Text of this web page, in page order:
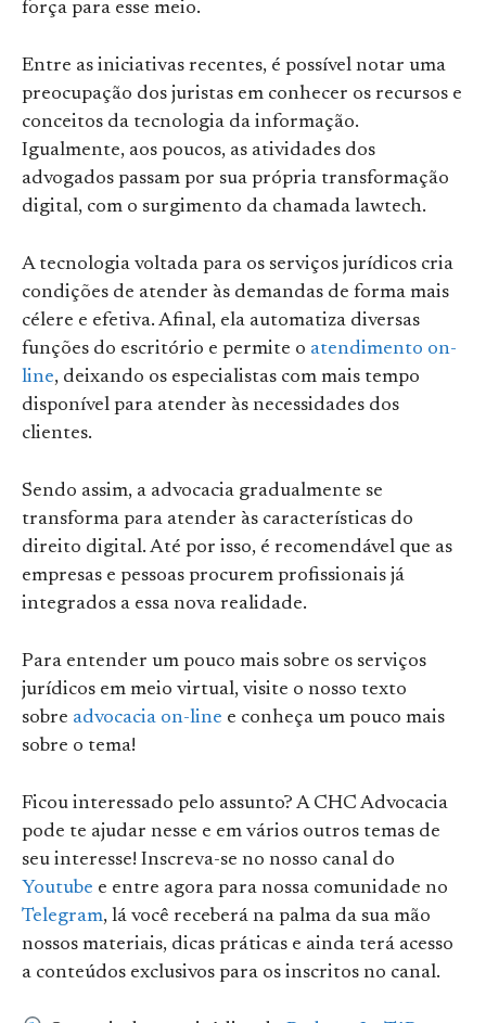
força para esse meio.
Entre as iniciativas recentes, é possível notar uma
preocupação dos juristas em conhecer os recursos e
conceitos da tecnologia da informação.
Igualmente, aos poucos, as atividades dos
advogados passam por sua própria transformação
digital, com o surgimento da chamada lawtech.
A tecnologia voltada para os serviços jurídicos cria
condições de atender às demandas de forma mais
célere e efetiva. Afinal, ela automatiza diversas
funções do escritório e permite o atendimento on-
line, deixando os especialistas com mais tempo
disponível para atender às necessidades dos
clientes.
Sendo assim, a advocacia gradualmente se
transforma para atender às características do
direito digital. Até por isso, é recomendável que as
empresas e pessoas procurem profissionais já
integrados a essa nova realidade.
Para entender um pouco mais sobre os serviços
jurídicos em meio virtual, visite o nosso texto
sobre advocacia on-line e conheça um pouco mais
sobre o tema!
Ficou interessado pelo assunto? A CHC Advocacia
pode te ajudar nesse e em vários outros temas de
seu interesse! Inscreva-se no nosso canal do
Youtube e entre agora para nossa comunidade no
Telegram, lá você receberá na palma da sua mão
nossos materiais, dicas práticas e ainda terá acesso
a conteúdos exclusivos para os inscritos no canal.